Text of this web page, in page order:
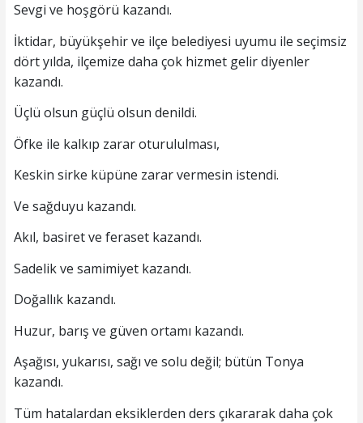
Sevgi ve hoşgörü kazandı.
İktidar, büyükşehir ve ilçe belediyesi uyumu ile seçimsiz
dört yılda, ilçemize daha çok hizmet gelir diyenler
kazandı.
Üçlü olsun güçlü olsun denildi.
Öfke ile kalkıp zarar oturululması,
Keskin sirke küpüne zarar vermesin istendi.
Ve sağduyu kazandı.
Akıl, basiret ve feraset kazandı.
Sadelik ve samimiyet kazandı.
Doğallık kazandı.
Huzur, barış ve güven ortamı kazandı.
Aşağısı, yukarısı, sağı ve solu değil; bütün Tonya
kazandı.
Tüm hatalardan eksiklerden ders çıkararak daha çok